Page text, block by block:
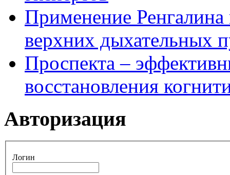
Применение Ренгалина
верхних дыхательных
Проспекта –
восстановления
Авторизация
Логин